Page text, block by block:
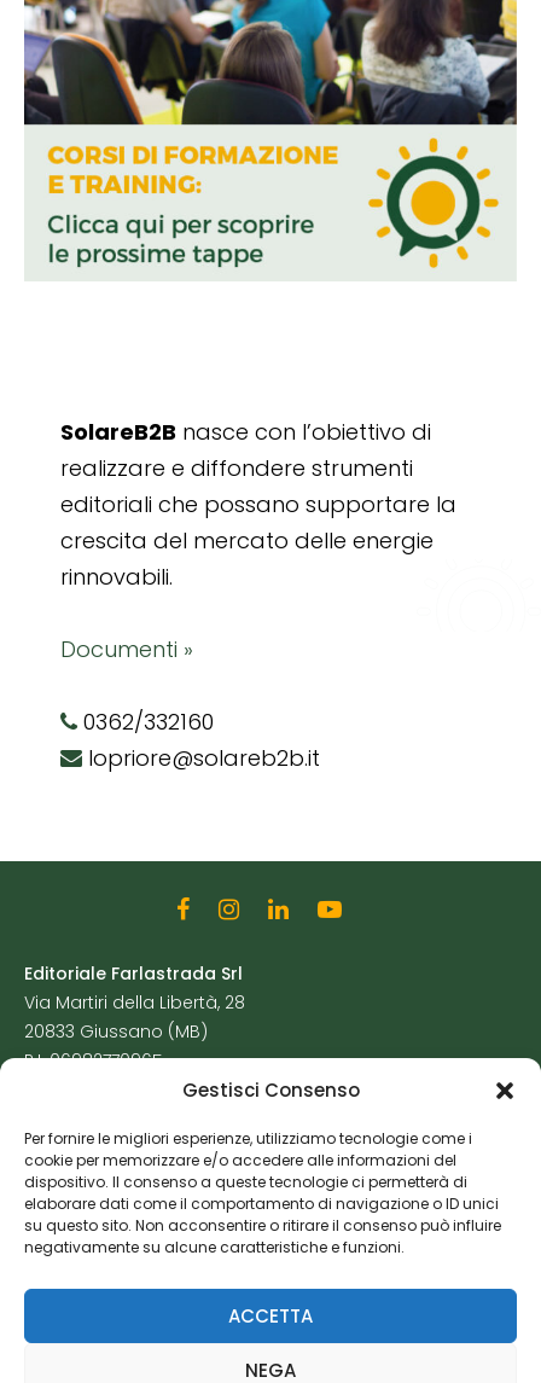
Gestisci Consenso
Per fornire le migliori esperienze, utilizziamo tecnologie come i
cookie per memorizzare e/o accedere alle informazioni del
dispositivo. Il consenso a queste tecnologie ci permetterà di
elaborare dati come il comportamento di navigazione o ID unici
su questo sito. Non acconsentire o ritirare il consenso può influire
negativamente su alcune caratteristiche e funzioni.
ACCETTA
NEGA
SolareB2B nasce con l’obiettivo di
realizzare e diffondere strumenti
editoriali che possano supportare la
crescita del mercato delle energie
rinnovabili.
Documenti »
0362/332160
lopriore@solareb2b.it
Editoriale Farlastrada Srl
Via Martiri della Libertà, 28
20833 Giussano (MB)
P.I. 06982770965
Cookie Policy
Risorse Aggiuntive